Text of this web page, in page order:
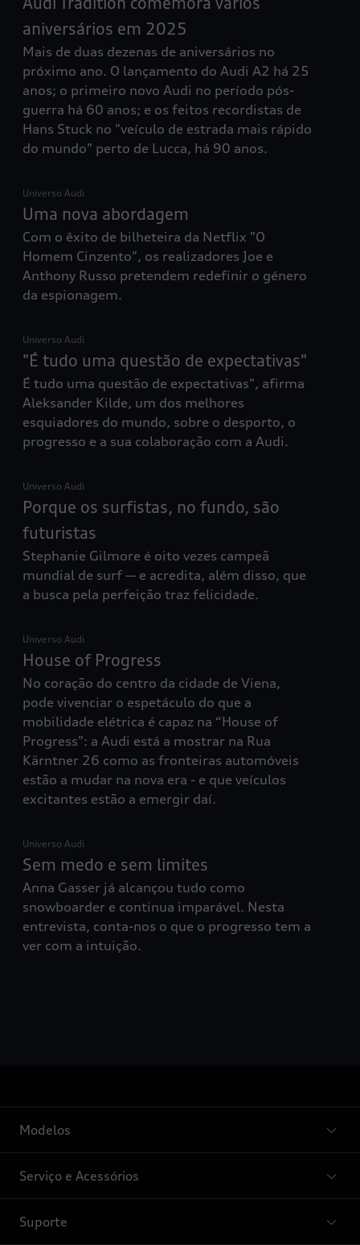
aniversários em 2025
Mais de duas dezenas de aniversários no
próximo ano. O lançamento do Audi A2 há 25
anos; o primeiro novo Audi no período pós-
guerra há 60 anos; e os feitos recordistas de
Hans Stuck no "veículo de estrada mais rápido
do mundo" perto de Lucca, há 90 anos.
Universo Audi
Uma nova abordagem​
Com o êxito de bilheteira da Netflix "O
Homem Cinzento", os realizadores Joe e
Anthony Russo pretendem redefinir o género
da espionagem.
Universo Audi
"É tudo uma questão de expectativas"
É tudo uma questão de expectativas", afirma
Aleksander Kilde, um dos melhores
esquiadores do mundo, sobre o desporto, o
progresso e a sua colaboração com a Audi.
Universo Audi
Porque os surfistas, no fundo, são
futuristas​
Stephanie Gilmore é oito vezes campeã
mundial de surf — e acredita, além disso, que
a busca pela perfeição traz felicidade.​
Universo Audi
House of Progress
No coração do centro da cidade de Viena,
pode vivenciar o espetáculo do que a
mobilidade elétrica é capaz na “House of
Progress": a Audi está a mostrar na Rua
Kärntner 26 como as fronteiras automóveis
estão a mudar na nova era - e que veículos
excitantes estão a emergir daí.
Universo Audi
Sem medo e sem limites​
Anna Gasser já alcançou tudo como
snowboarder e continua imparável. Nesta
entrevista, conta-nos o que o progresso tem a
ver com a intuição.​
Modelos
Serviço e Acessórios
Suporte